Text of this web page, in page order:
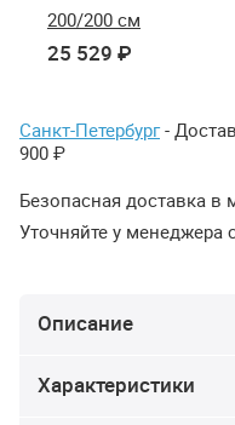
200/200 см
25 529 ₽
Санкт-Петербург-
900 ₽
Безопасная доставка в
Уточняйте у менеджера
Описание
Характеристики